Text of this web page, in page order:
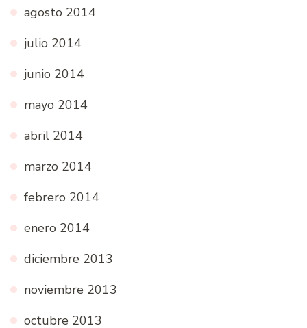
agosto 2014
julio 2014
junio 2014
mayo 2014
abril 2014
marzo 2014
febrero 2014
enero 2014
diciembre 2013
noviembre 2013
octubre 2013